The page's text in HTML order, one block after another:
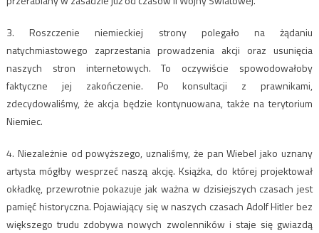
3. Roszczenie niemieckiej strony polegało na żądaniu
natychmiastowego zaprzestania prowadzenia akcji oraz usunięcia
naszych stron internetowych. To oczywiście spowodowałoby
faktyczne jej zakończenie. Po konsultacji z prawnikami,
zdecydowaliśmy, że akcja będzie kontynuowana, także na terytorium
Niemiec.
4. Niezależnie od powyższego, uznaliśmy, że pan Wiebel jako uznany
artysta mógłby wesprzeć naszą akcję. Książka, do której projektował
okładkę, przewrotnie pokazuje jak ważna w dzisiejszych czasach jest
pamięć historyczna. Pojawiający się w naszych czasach Adolf Hitler bez
większego trudu zdobywa nowych zwolenników i staje się gwiazdą